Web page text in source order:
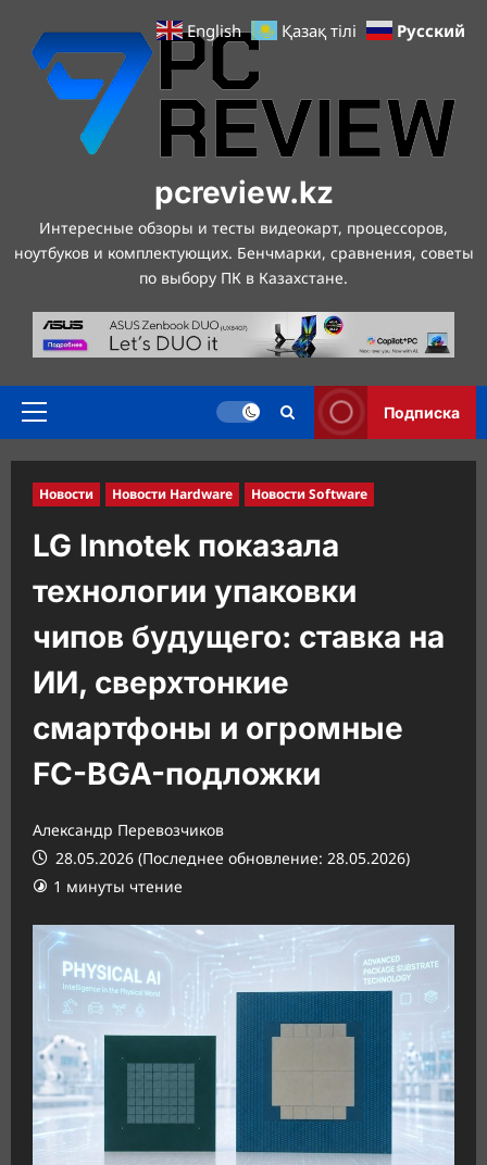
содержимому
pcreview.kz
Интересные обзоры и тесты видеокарт, процессоров,
ноутбуков и комплектующих. Бенчмарки, сравнения, советы
по выбору ПК в Казахстане.
Основное
Подписка
Новости Новости Hardware Новости Software
LG Innotek показала
технологии упаковки
чипов будущего: ставка на
ИИ, сверхтонкие
смартфоны и огромные
FC-BGA-подложки
Александр Перевозчиков
28.05.2026 (Последнее обновление: 28.05.2026)
1 минуты чтение
English Қазақ тілі Русский